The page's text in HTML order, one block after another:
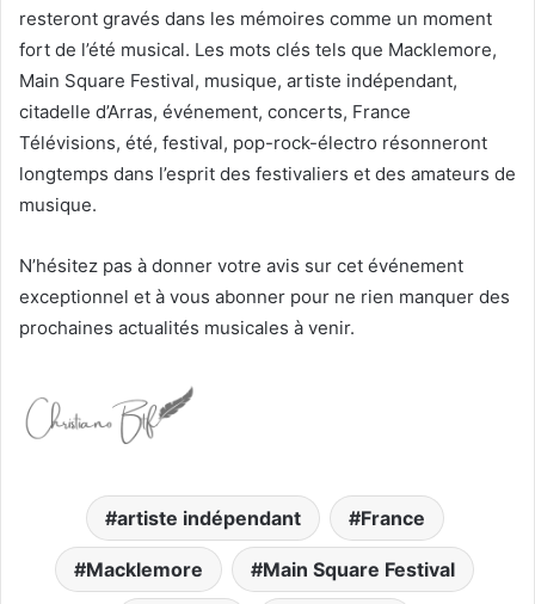
resteront gravés dans les mémoires comme un moment
fort de l’été musical. Les mots clés tels que Macklemore,
Main Square Festival, musique, artiste indépendant,
citadelle d’Arras, événement, concerts, France
Télévisions, été, festival, pop-rock-électro résonneront
longtemps dans l’esprit des festivaliers et des amateurs de
musique.
N’hésitez pas à donner votre avis sur cet événement
exceptionnel et à vous abonner pour ne rien manquer des
prochaines actualités musicales à venir.
artiste indépendant France
Macklemore Main Square Festival